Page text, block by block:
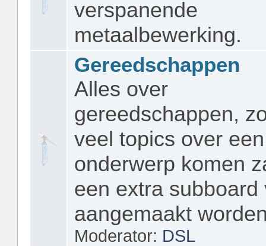
verspanende
metaalbewerking.
Gereedschappen
Alles over
gereedschappen,
veel topics over een
onderwerp komen
een extra subboard
aangemaakt
Moderator: DSL